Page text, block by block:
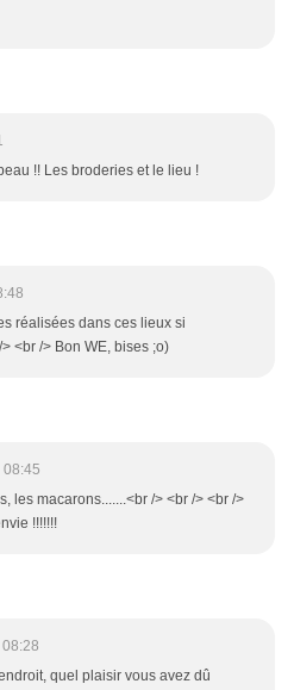
!! Les broderies et le lieu !
réalisées dans ces lieux si
<br /> Bon WE, bises ;o)
les macarons.......<br /> <br /> <br />
!!!!!!!
quel plaisir vous avez dû